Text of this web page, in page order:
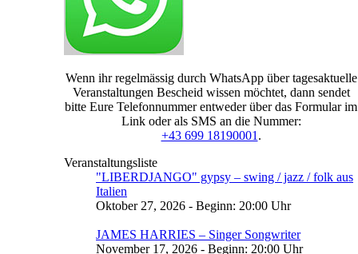
Wenn ihr regelmässig durch WhatsApp über tagesaktuelle
Veranstaltungen Bescheid wissen möchtet, dann sendet
bitte Eure Telefonnummer entweder über das Formular im
Link oder als SMS an die Nummer:
+43 699 18190001 .
Veranstaltungsliste
"LIBERDJANGO" gypsy – swing / jazz / folk aus
Italien
Oktober 27, 2026 - Beginn: 20:00 Uhr
JAMES HARRIES – Singer Songwriter
November 17, 2026 - Beginn: 20:00 Uhr